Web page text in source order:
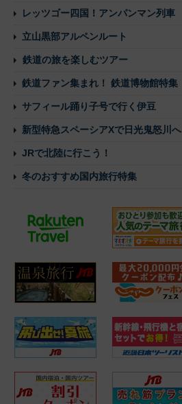
レッツゴー四国！アンパンマン列車
立山黒部アルペンルート
鉄道の旅を楽しむツアー
鉄道ファン集まれ！ 鉄道博物館特集
サフィール踊り子号で行く伊豆
新型特急スペーシアXで日光鬼怒川へ
JRで北陸に行こう！
冬のおすすめ国内旅行特集